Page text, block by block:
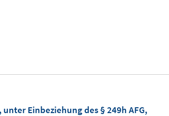
Einbeziehung des § 249h AFG,